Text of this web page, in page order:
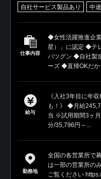
自社サービス製品あり 中
仕事内容
◆女性活躍推進企
星）」に認定 ◆テ
バツグン ◆自社製
ーズ ◆直帰OKだか
給与
《入社3年目に年
も！》 ◆月給
当 ※試用期間3ヶ
分/35,796円～...
勤務地
全国の各営業所で
は一部の営業所の
ご覧ください